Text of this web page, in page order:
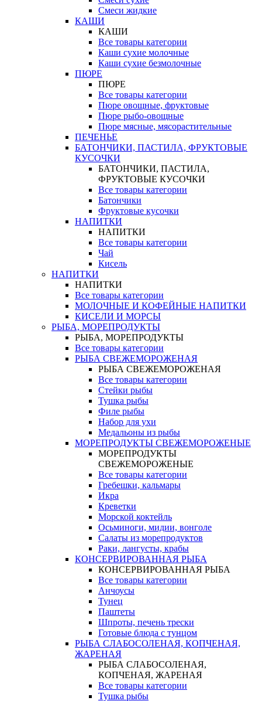
Смеси жидкие
КАШИ
КАШИ
Все товары категории
Каши сухие молочные
Каши сухие безмолочные
ПЮРЕ
ПЮРЕ
Все товары категории
Пюре овощные, фруктовые
Пюре рыбо-овощные
Пюре мясные, мясорастительные
ПЕЧЕНЬЕ
БАТОНЧИКИ, ПАСТИЛА, ФРУКТОВЫЕ
КУСОЧКИ
БАТОНЧИКИ, ПАСТИЛА,
ФРУКТОВЫЕ КУСОЧКИ
Все товары категории
Батончики
Фруктовые кусочки
НАПИТКИ
НАПИТКИ
Все товары категории
Чай
Кисель
НАПИТКИ
НАПИТКИ
Все товары категории
МОЛОЧНЫЕ И КОФЕЙНЫЕ НАПИТКИ
КИСЕЛИ И МОРСЫ
РЫБА, МОРЕПРОДУКТЫ
РЫБА, МОРЕПРОДУКТЫ
Все товары категории
РЫБА СВЕЖЕМОРОЖЕНАЯ
РЫБА СВЕЖЕМОРОЖЕНАЯ
Все товары категории
Стейки рыбы
Тушка рыбы
Филе рыбы
Набор для ухи
Медальоны из рыбы
МОРЕПРОДУКТЫ СВЕЖЕМОРОЖЕНЫЕ
МОРЕПРОДУКТЫ
СВЕЖЕМОРОЖЕНЫЕ
Все товары категории
Гребешки, кальмары
Икра
Креветки
Морской коктейль
Осьминоги, мидии, вонголе
Салаты из морепродуктов
Раки, лангусты, крабы
КОНСЕРВИРОВАННАЯ РЫБА
КОНСЕРВИРОВАННАЯ РЫБА
Все товары категории
Анчоусы
Тунец
Паштеты
Шпроты, печень трески
Готовые блюда с тунцом
РЫБА СЛАБОСОЛЕНАЯ, КОПЧЕНАЯ,
ЖАРЕНАЯ
РЫБА СЛАБОСОЛЕНАЯ,
КОПЧЕНАЯ, ЖАРЕНАЯ
Все товары категории
Тушка рыбы